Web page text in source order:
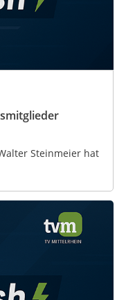
Steinmeier hat